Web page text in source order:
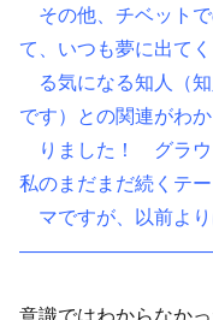
その他、チベット
て、いつも夢に出てく
る気になる知人（
です）との関連がわか
りました！ グラウ
私のまだまだ続くテー
マですが、以前より
意識ではわからなか